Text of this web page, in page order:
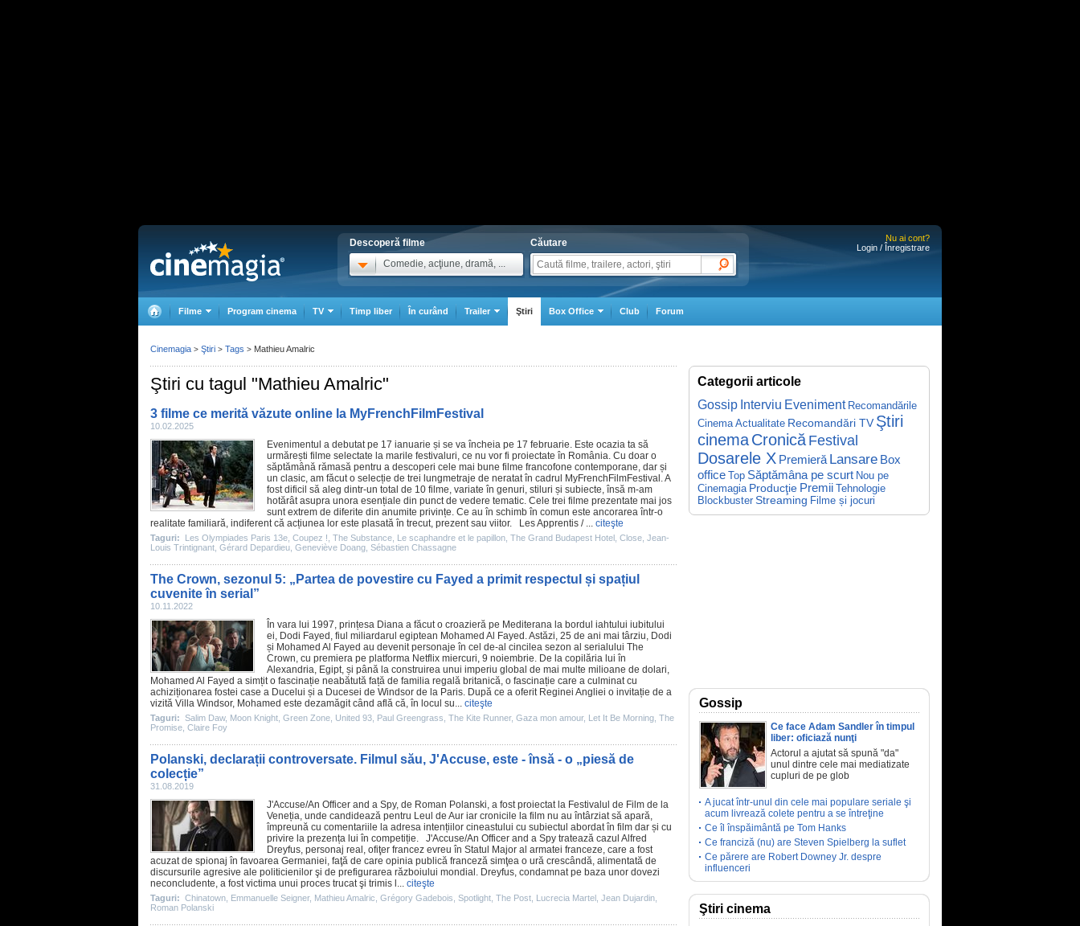
Descoperă filme
Comedie, acţiune, dramă, ...
Căutare
Nu ai cont?
Login / Înregistrare
Filme Program cinema TV Timp liber În curând Trailer Ştiri Box Office Club Forum
Ştiri cu tagul "Mathieu Amalric"
3 filme ce merită văzute online la MyFrenchFilmFestival
10.02.2025
Evenimentul a debutat pe 17 ianuarie și se va încheia pe 17 februarie. Este ocazia ta să
urmărești filme selectate la marile festivaluri, ce nu vor fi proiectate în România. Cu doar o
săptămână rămasă pentru a descoperi cele mai bune filme francofone contemporane, dar și
un clasic, am făcut o selecție de trei lungmetraje de neratat în cadrul MyFrenchFilmFestival. A
fost dificil să aleg dintr-un total de 10 filme, variate în genuri, stiluri și subiecte, însă m-am
hotărât asupra unora esențiale din punct de vedere tematic. Cele trei filme prezentate mai jos
sunt extrem de diferite din anumite privințe. Ce au în schimb în comun este ancorarea într-o
realitate familiară, indiferent că acțiunea lor este plasată în trecut, prezent sau viitor.
Les Apprentis / ... citeşte
Taguri: Les Olympiades Paris 13e Coupez ! The Substance Le scaphandre et le papillon The Grand Budapest Hotel Close Jean-
Louis Trintignant Gérard Depardieu Geneviève Doang Sébastien Chassagne
The Crown, sezonul 5: „Partea de povestire cu Fayed a primit respectul și spațiul
cuvenite în serial”
10.11.2022
În vara lui 1997, prințesa Diana a făcut o croazieră pe Mediterana la bordul iahtului iubitului
ei, Dodi Fayed, fiul miliardarul egiptean Mohamed Al Fayed. Astăzi, 25 de ani mai târziu, Dodi
și Mohamed Al Fayed au devenit personaje în cel de-al cincilea sezon al serialului The
Crown, cu premiera pe platforma Netflix miercuri, 9 noiembrie. De la copilăria lui în
Alexandria, Egipt, și până la construirea unui imperiu global de mai multe milioane de dolari,
Mohamed Al Fayed a simțit o fascinație neabătută față de familia regală britanică, o fascinație care a culminat cu
achiziționarea fostei case a Ducelui și a Ducesei de Windsor de la Paris. După ce a oferit Reginei Angliei o invitație de a
vizită Villa Windsor, Mohamed este dezamăgit când află că, în locul su... citeşte
Taguri: Salim Daw, Moon Knight Green Zone United 93 Paul Greengrass The Kite Runner, Gaza mon amour, Let It Be Morning The
Promise Claire Foy
Polanski, declarații controversate. Filmul său, J'Accuse, este - însă - o „piesă de
colecție”
31.08.2019
J'Accuse/An Officer and a Spy, de Roman Polanski, a fost proiectat la Festivalul de Film de la
Veneția, unde candidează pentru Leul de Aur iar cronicile la film nu au întârziat să apară,
împreună cu comentariile la adresa intențiilor cineastului cu subiectul abordat în film dar și cu
privire la prezența lui în competiție. J'Accuse/An Officer and a Spy tratează cazul Alfred
Dreyfus, personaj real, ofiţer francez evreu în Statul Major al armatei franceze, care a fost
acuzat de spionaj în favoarea Germaniei, faţă de care opinia publică franceză simţea o ură crescândă, alimentată de
discursurile agresive ale politicienilor şi de prefigurarea războiului mondial. Dreyfus, condamnat pe baza unor dovezi
neconcludente, a fost victima unui proces trucat şi trimis l... citeşte
Taguri: Chinatown Emmanuelle Seigner, Mathieu Amalric Grégory Gadebois Spotlight The Post Lucrecia Martel Jean Dujardin
Roman Polanski
Categorii articole
Gossip Interviu Eveniment Recomandările
Cinema Actualitate Recomandări TV Ştiri
cinemaCronicăFestival
Dosarele X Premieră Lansare Box
office Top Săptămâna pe scurt Nou pe
Cinemagia Producţie Premii Tehnologie
Blockbuster Streaming Filme și jocuri
Gossip
Ce face Adam Sandler în timpul
liber: oficiază nunţi
Actorul a ajutat să spună "da"
unul dintre cele mai mediatizate
cupluri de pe glob
A jucat într-unul din cele mai populare seriale şi
acum livrează colete pentru a se întreţine
Ce îl înspăimântă pe Tom Hanks
Ce franciză (nu) are Steven Spielberg la suflet
Ce părere are Robert Downey Jr. despre
influenceri
Ştiri cinema
Cinemagia > Ştiri > Tags > Mathieu Amalric